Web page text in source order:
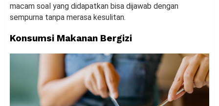
macam soal yang didapatkan bisa dijawab dengan
sempurna tanpa merasa kesulitan.
Konsumsi Makanan Bergizi